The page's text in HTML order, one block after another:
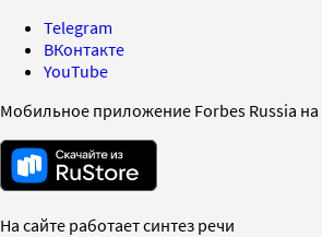
Telegram
ВКонтакте
YouTube
Мобильное приложение Forbes Russia
На сайте работает синтез речи